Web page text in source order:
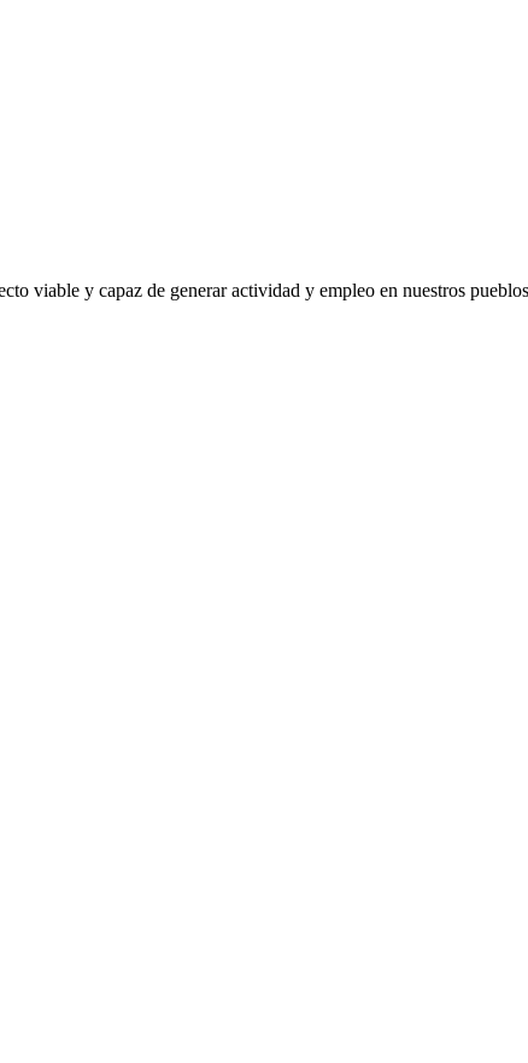
viable y capaz de generar actividad y empleo en nuestros